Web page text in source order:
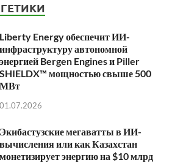
Liberty Energy обеспечит ИИ-
инфраструктуру автономной
энергией Bergen Engines и Piller
SHIELDX™ мощностью свыше 500
МВт
01.07.2026
Экибастузские мегаватты в ИИ-
вычисления или как Казахстан
монетизирует энергию на $10 млрд